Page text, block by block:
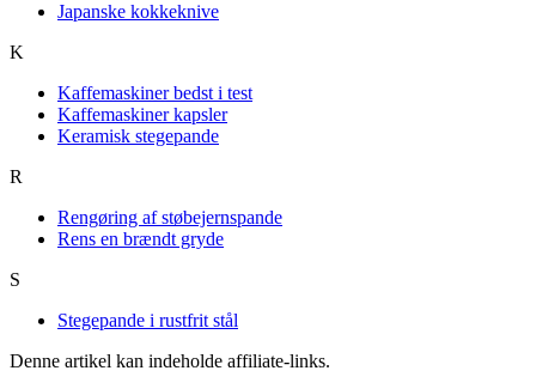
Japanske kokkeknive
K
Kaffemaskiner bedst i test
Kaffemaskiner kapsler
Keramisk stegepande
R
Rengøring af støbejernspande
Rens en brændt gryde
S
Stegepande i rustfrit stål
Denne artikel kan indeholde affiliate-links.